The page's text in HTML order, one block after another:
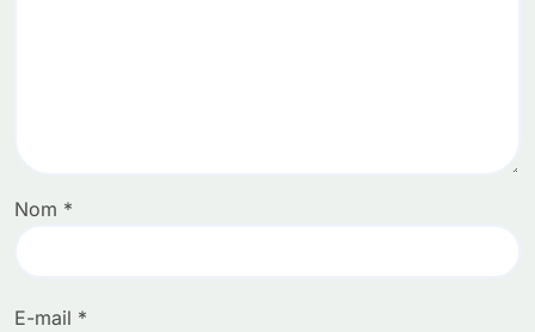
Nom *
E-mail *